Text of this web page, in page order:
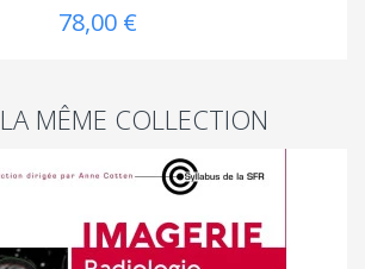
78,00 €
LA MÊME COLLECTION